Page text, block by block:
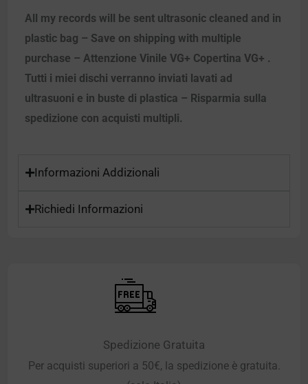
All my records will be sent ultrasonic cleaned and in
plastic bag – Save on shipping with multiple
purchase – Attenzione Vinile VG+ Copertina VG+ .
Tutti i miei dischi verranno inviati lavati ad
ultrasuoni e in buste di plastica – Risparmia sulla
spedizione con acquisti multipli.
Informazioni Addizionali
Richiedi Informazioni
Spedizione Gratuita
Per acquisti superiori a 50€, la spedizione è gratuita.